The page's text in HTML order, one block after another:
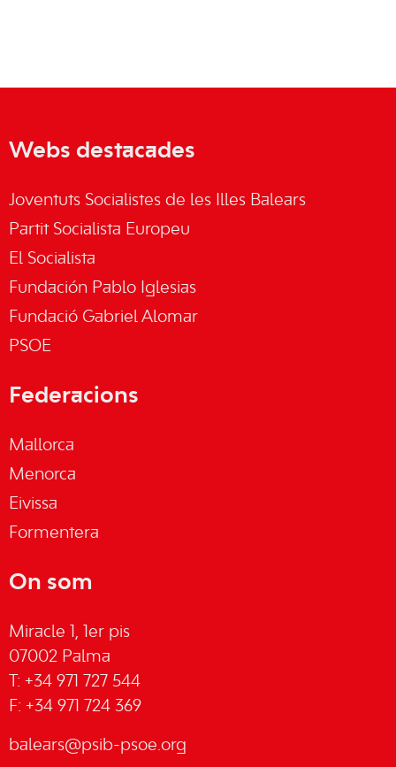
Webs destacades
Joventuts Socialistes de les Illes Balears
Partit Socialista Europeu
El Socialista
Fundación Pablo Iglesias
Fundació Gabriel Alomar
PSOE
Federacions
Mallorca
Menorca
Eivissa
Formentera
On som
Miracle 1, 1er pis
07002 Palma
T: +34 971 727 544
F: +34 971 724 369
balears@psib-psoe.org